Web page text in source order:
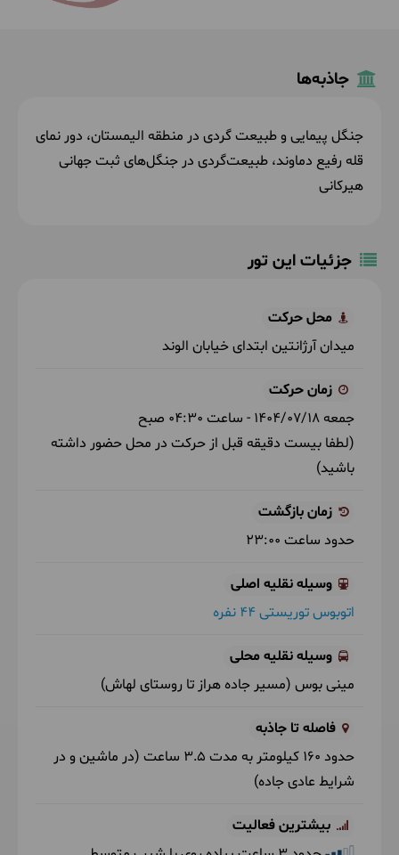
جاذبه‌ها
جنگل پیمایی و طبیعت گردی در منطقه الیمستان، دور نمای
قله رفیع دماوند، طبیعت‌گردی در جنگل‌های ثبت جهانی
هیرکانی
جزئیات این تور
محل حرکت
میدان آرژانتین ابتدای خیابان الوند
زمان حرکت
جمعه 1404/07/18 - ساعت 04:30 صبح
(لطفا بیست دقیقه قبل از حرکت در محل حضور داشته
باشید)
زمان بازگشت
حدود ساعت 23:00
وسیله نقلیه اصلی
اتوبوس توریستی 44 نفره
وسیله نقلیه محلی
مینی بوس (مسیر جاده هراز تا روستای لهاش)
فاصله تا جاذبه
حدود 160 کیلومتر به مدت 3.5 ساعت (در ماشین و در
شرایط عادی جاده)
بیشترین فعالیت